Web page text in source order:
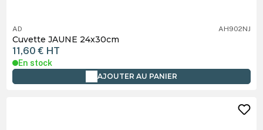
AD AH902NJ
Cuvette JAUNE 24x30cm
11,60 € HT
En stock
AJOUTER AU PANIER